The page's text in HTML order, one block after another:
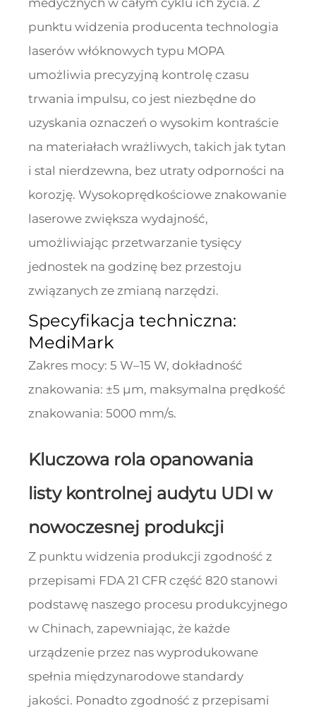
medycznych w całym cyklu ich życia. Z
punktu widzenia producenta technologia
laserów włóknowych typu MOPA
umożliwia precyzyjną kontrolę czasu
trwania impulsu, co jest niezbędne do
uzyskania oznaczeń o wysokim kontraście
na materiałach wrażliwych, takich jak tytan
i stal nierdzewna, bez utraty odporności na
korozję. Wysokoprędkościowe znakowanie
laserowe zwiększa wydajność,
umożliwiając przetwarzanie tysięcy
jednostek na godzinę bez przestoju
związanych ze zmianą narzędzi.
Specyfikacja techniczna:
MediMark
Zakres mocy: 5 W–15 W, dokładność
znakowania: ±5 μm, maksymalna prędkość
znakowania: 5000 mm/s.
Kluczowa rola opanowania
listy kontrolnej audytu UDI w
nowoczesnej produkcji
Z punktu widzenia produkcji zgodność z
przepisami FDA 21 CFR część 820 stanowi
podstawę naszego procesu produkcyjnego
w Chinach, zapewniając, że każde
urządzenie przez nas wyprodukowane
spełnia międzynarodowe standardy
jakości. Ponadto zgodność z przepisami